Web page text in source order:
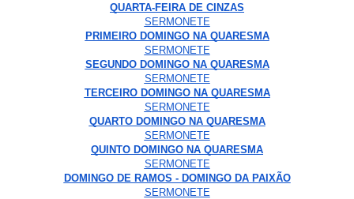
QUARTA-FEIRA DE CINZAS
SERMONETE
PRIMEIRO DOMINGO NA QUARESMA
SERMONETE
SEGUNDO DOMINGO NA QUARESMA
SERMONETE
TERCEIRO DOMINGO NA QUARESMA
SERMONETE
QUARTO DOMINGO NA QUARESMA
SERMONETE
QUINTO DOMINGO NA QUARESMA
SERMONETE
DOMINGO DE RAMOS - DOMINGO DA PAIXÃO
SERMONETE